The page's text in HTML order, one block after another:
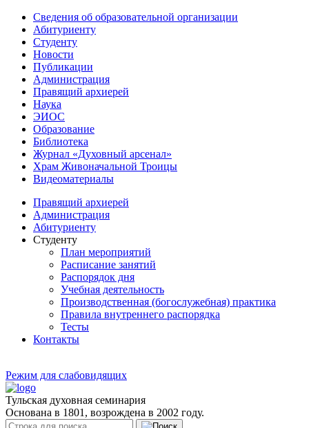
Сведения об образовательной организации
Абитуриенту
Студенту
Новости
Публикации
Администрация
Правящий архиерей
Наука
ЭИОС
Образование
Библиотека
Журнал «Духовный арсенал»
Храм Живоначальной Троицы
Видеоматериалы
Правящий архиерей
Администрация
Абитуриенту
Студенту
План мероприятий
Расписание занятий
Распорядок дня
Учебная деятельность
Производственная (богослужебная) практика
Правила внутреннего распорядка
Тесты
Контакты
Режим для слабовидящих
Тульская духовная семинария
Основана в 1801, возрождена в 2002 году.